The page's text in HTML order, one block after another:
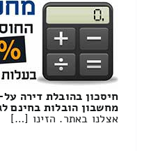
חיסכון בהובלת דירה
מחשבון הובלות בחינם
אצלנו באתר. הזינו […]